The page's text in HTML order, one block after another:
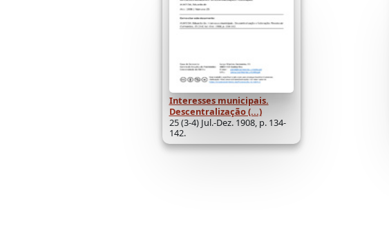
Interesses municipais.
Descentralização (...)
25 (3-4) Jul.-Dez. 1908, p. 134-
142.